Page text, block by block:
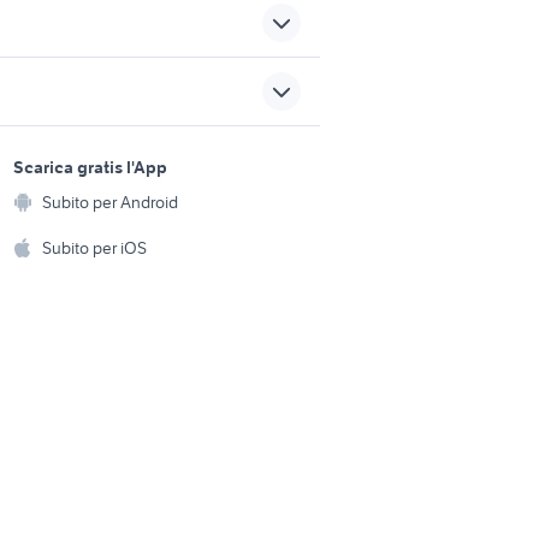
moto camper ducato usato
cagiva mito 125 usata
e
Scarica gratis l'App
Subito per Android
Subito per iOS